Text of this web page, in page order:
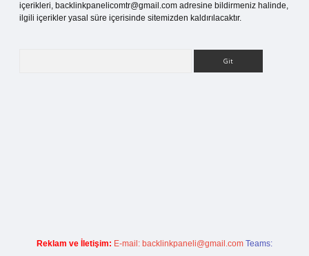
içerikleri, backlinkpanelicomtr@gmail.com adresine bildirmeniz halinde,
ilgili içerikler yasal süre içerisinde sitemizden kaldırılacaktır.
Reklam ve İletişim: E-mail: backlinkpaneli@gmail.com Teams: